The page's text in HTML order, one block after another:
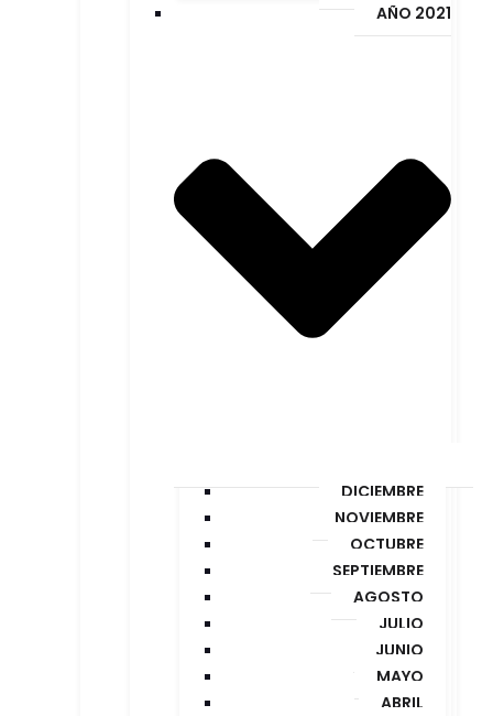
AÑO 2021
DICIEMBRE
NOVIEMBRE
OCTUBRE
SEPTIEMBRE
AGOSTO
JULIO
JUNIO
MAYO
ABRIL